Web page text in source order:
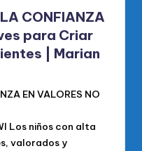
CONFIANZA
para Criar
| Marian
EN VALORES NO
Los niños con alta
valorados y